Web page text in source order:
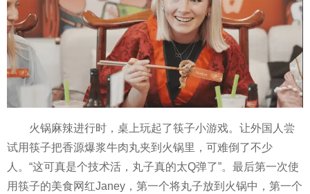
火锅麻辣进行时，桌上玩起了筷子小游戏。让外国人尝
试用筷子把香源爆浆牛肉丸夹到火锅里，可难倒了不少
人。“这可真是个技术活，丸子真的太Q弹了”。最后第一次使
用筷子的美食网红Janey，第一个将丸子放到火锅中，第一个